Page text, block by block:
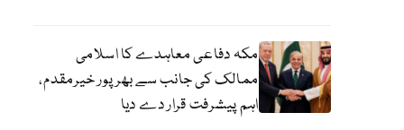
مکہ دفاعی معاہدے کا اسلامی
ممالک کی جانب سے بھرپور خیرمقدم،
اہم پیشرفت قرار دے دیا